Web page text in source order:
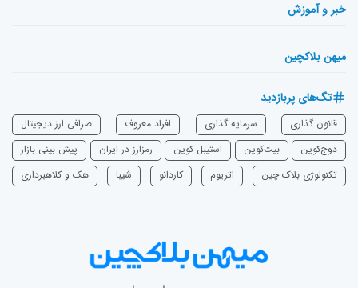
خبر و آموزش
میهن بلاکچین
تگ‌های پربازدید
قانون گذاری سرمایه‌ گذاری افراد معروف
صرافی ارز دیجیتال
دوج‌کوین
بیت‌کوین استیبل کوین رمزارز در ایران
پیش بینی بازار
تکنولوژی بلاک چین
اتریوم ‌کاردانو شیبا هک و کلاهبرداری